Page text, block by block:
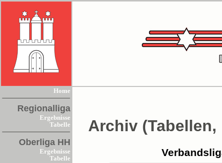
Home
Regionalliga
Ergebnisse
Tabelle
Oberliga HH
Ergebnisse
Tabelle
Archiv